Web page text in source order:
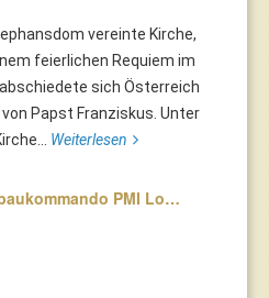
vereinte Kirche,
feierlichen Requiem im
sich Österreich
Papst Franziskus. Unter
Weiterlesen
PMI Lo…